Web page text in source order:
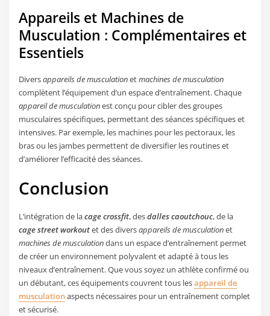
Appareils et Machines de
Musculation : Complémentaires et
Essentiels
Diversappareils de musculationetmachines de musculation
complètent l’équipement d’un espace d’entraînement. Chaque
appareil de musculationest conçu pour cibler des groupes
musculaires spécifiques, permettant des séances spécifiques et
intensives. Par exemple, les machines pour les pectoraux, les
bras ou les jambes permettent de diversifier les routines et
d’améliorer l’efficacité des séances.
Conclusion
L’intégration de lacage crossfit, desdalles caoutchouc, de la
cage street workoutet des diversappareils de musculationet
machines de musculationdans un espace d’entraînement permet
de créer un environnement polyvalent et adapté à tous les
niveaux d’entraînement. Que vous soyez un athlète confirmé ou
un débutant, ces équipements couvrent tous lesappareil de
musculationaspects nécessaires pour un entraînement complet
et sécurisé.